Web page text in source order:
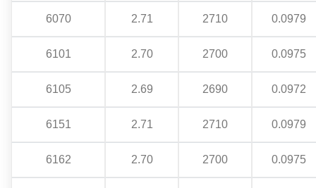
6070 2.71 2710 0.0979
6101 2.70 2700 0.0975
6105 2.69 2690 0.0972
6151 2.71 2710 0.0979
6162 2.70 2700 0.0975